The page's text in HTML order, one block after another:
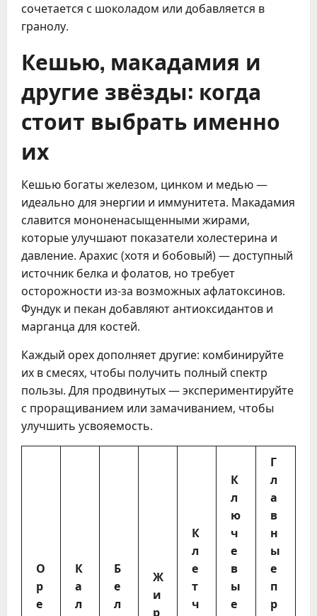
сочетается с шоколадом или добавляется в
гранолу.
Кешью, макадамия и
другие звёзды: когда
стоит выбрать именно
их
Кешью богаты железом, цинком и медью —
идеально для энергии и иммунитета. Макадамия
славится мононенасыщенными жирами,
которые улучшают показатели холестерина и
давление. Арахис (хотя и бобовый) — доступный
источник белка и фолатов, но требует
осторожности из-за возможных афлатоксинов.
Фундук и пекан добавляют антиоксидантов и
марганца для костей.
Каждый орех дополняет другие: комбинируйте
их в смесях, чтобы получить полный спектр
пользы. Для продвинутых — экспериментируйте
с проращиванием или замачиванием, чтобы
улучшить усвояемость.
О
р
е
К
а
л
Б
е
л
Ж
и
р
К
л
е
т
ч
К
л
ю
ч
е
в
ы
е
Г
л
а
в
н
ы
е
п
р